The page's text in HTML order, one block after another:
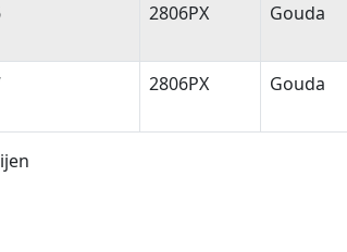
2806PX Gouda
2806PX Gouda